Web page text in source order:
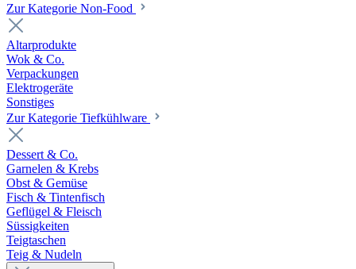
Zur Kategorie Non-Food
Altarprodukte
Wok & Co.
Verpackungen
Elektrogeräte
Sonstiges
Zur Kategorie Tiefkühlware
Dessert & Co.
Garnelen & Krebs
Obst & Gemüse
Fisch & Tintenfisch
Geflügel & Fleisch
Süssigkeiten
Teigtaschen
Teig & Nudeln